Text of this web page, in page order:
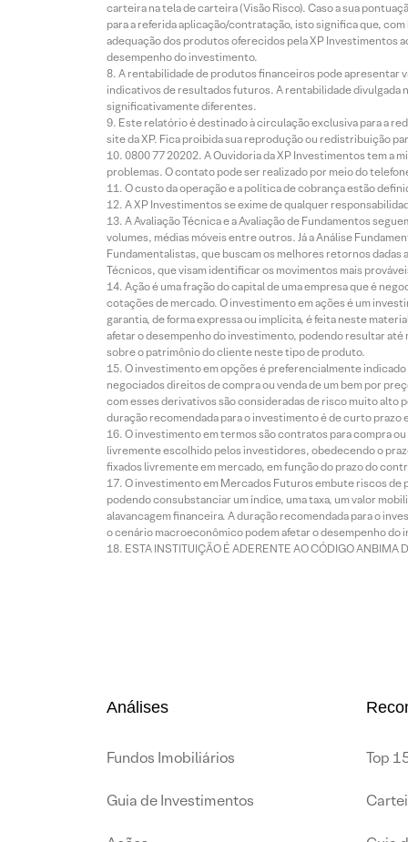
carteira na tela de carteira (Visão Risco). Caso a sua
para a referida aplicação/contratação, isto significa que,
adequação dos produtos oferecidos pela XP Investimentos
desempenho do investimento.
A rentabilidade de produtos financeiros pode apresentar
indicativos de resultados futuros. A rentabilidade divulgada
significativamente diferentes.
Este relatório é destinado à circulação exclusiva para a
site da XP. Fica proibida sua reprodução ou redistribuição
0800 77 20202. A Ouvidoria da XP Investimentos tem a
problemas. O contato pode ser realizado por meio do
O custo da operação e a política de cobrança estão
A XP Investimentos se exime de qualquer
A Avaliação Técnica e a Avaliação de Fundamentos
volumes, médias móveis entre outros. Já a Análise
Fundamentalistas, que buscam os melhores retornos
Técnicos, que visam identificar os movimentos mais
Ação é uma fração do capital de uma empresa que é
cotações de mercado. O investimento em ações é um
garantia, de forma expressa ou implícita, é feita neste
afetar o desempenho do investimento, podendo resultar
sobre o patrimônio do cliente neste tipo de produto.
O investimento em opções é preferencialmente
negociados direitos de compra ou venda de um bem por
com esses derivativos são consideradas de risco muito alto
duração recomendada para o investimento é de curto
O investimento em termos são contratos para compra
livremente escolhido pelos investidores, obedecendo o
fixados livremente em mercado, em função do prazo do
O investimento em Mercados Futuros embute riscos
podendo consubstanciar um índice, uma taxa, um valor
alavancagem financeira. A duração recomendada para o
o cenário macroeconômico podem afetar o desempenho do
ESTA INSTITUIÇÃO É ADERENTE AO CÓDIGO ANBIMA
Análises
Fundos Imobiliários
Guia de Investimentos
Top